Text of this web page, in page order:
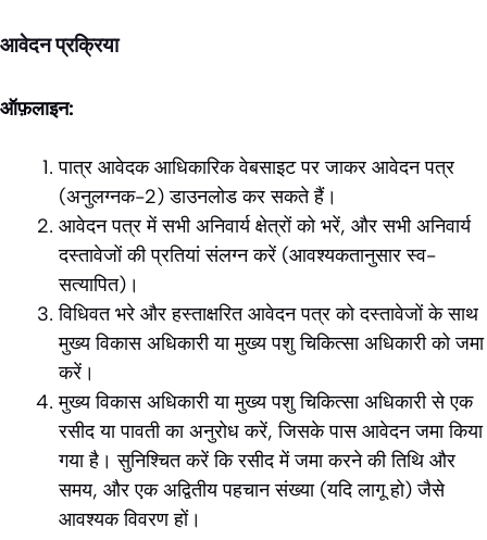
आवेदन प्रक्रिया
ऑफ़लाइन:
पात्र आवेदक आधिकारिक वेबसाइट पर जाकर आवेदन पत्र
(अनुलग्नक-2) डाउनलोड कर सकते हैं।
आवेदन पत्र में सभी अनिवार्य क्षेत्रों को भरें, और सभी अनिवार्य
दस्तावेजों की प्रतियां संलग्न करें (आवश्यकतानुसार स्व-
सत्यापित)।
विधिवत भरे और हस्ताक्षरित आवेदन पत्र को दस्तावेजों के साथ
मुख्य विकास अधिकारी या मुख्य पशु चिकित्सा अधिकारी को जमा
करें।
मुख्य विकास अधिकारी या मुख्य पशु चिकित्सा अधिकारी से एक
रसीद या पावती का अनुरोध करें, जिसके पास आवेदन जमा किया
गया है। सुनिश्चित करें कि रसीद में जमा करने की तिथि और
समय, और एक अद्वितीय पहचान संख्या (यदि लागू हो) जैसे
आवश्यक विवरण हों।